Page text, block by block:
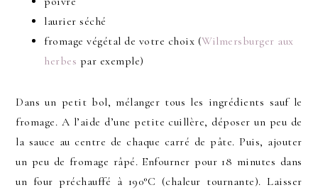
laurier séché
fromage végétal de votre choix (Wilmersburger aux
herbes par exemple)
Dans un petit bol, mélanger tous les ingrédients sauf le
fromage. A l’aide d’une petite cuillère, déposer un peu de
la sauce au centre de chaque carré de pâte. Puis, ajouter
un peu de fromage râpé. Enfourner pour 18 minutes dans
un four préchauffé à 190°C (chaleur tournante). Laisser